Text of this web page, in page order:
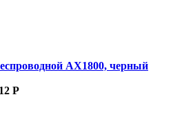
AX1800, черный
Р